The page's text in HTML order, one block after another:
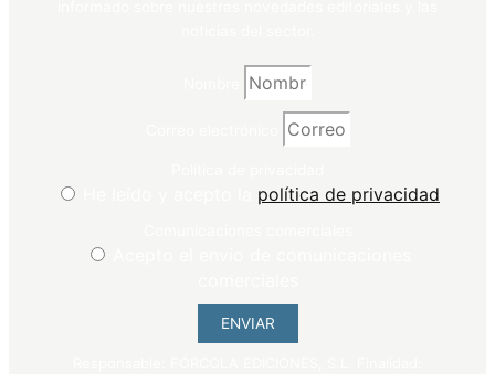
política de privacidad
ENVIAR